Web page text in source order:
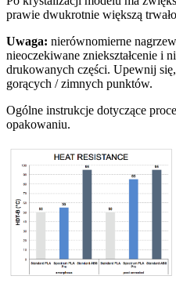
prawie dwukrotnie większą
Uwaga: nierównomierne
nieoczekiwane zniekształcenie i
drukowanych części. Upewnij
gorących / zimnych punktów.
Ogólne instrukcje dotyczące
opakowaniu.